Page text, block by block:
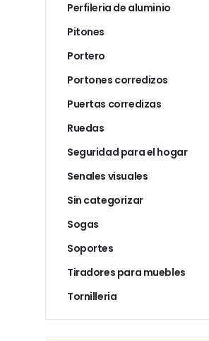
Perfileria de aluminio
Pitones
Portero
Portones corredizos
Puertas corredizas
Ruedas
Seguridad para el hogar
Senales visuales
Sin categorizar
Sogas
Soportes
Tiradores para muebles
Tornilleria